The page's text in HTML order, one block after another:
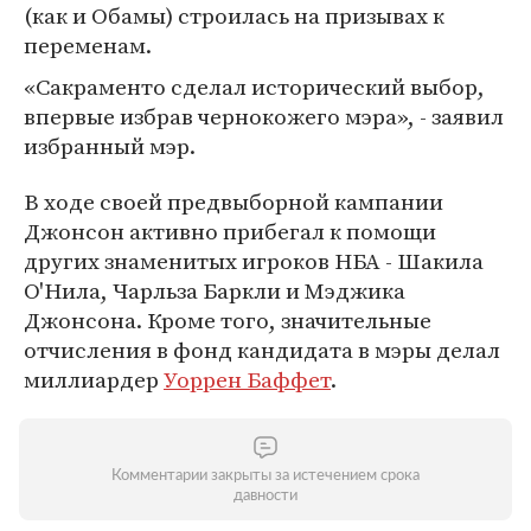
(как и Обамы) строилась на призывах к
переменам.
«Сакраменто сделал исторический выбор,
впервые избрав чернокожего мэра», - заявил
избранный мэр.
В ходе своей предвыборной кампании
Джонсон активно прибегал к помощи
других знаменитых игроков НБА - Шакила
О'Нила, Чарльза Баркли и Мэджика
Джонсона. Кроме того, значительные
отчисления в фонд кандидата в мэры делал
миллиардерУоррен Баффет.
Комментарии закрыты за истечением срока
давности